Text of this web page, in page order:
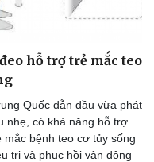
nghệ
Công nghệ
nghiệm
đổi số
hỗ trợ trẻ mắc teo
Quốc dẫn đầu vừa phát
nhẹ, có khả năng hỗ trợ
bệnh teo cơ tủy sống
trị và phục hồi vận động